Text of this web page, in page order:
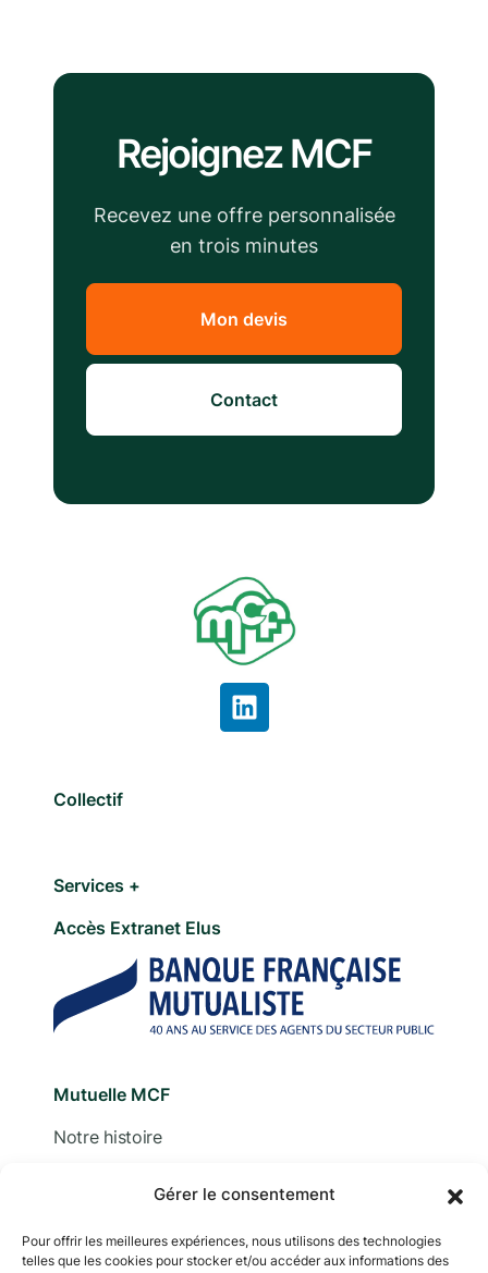
Gérer le consentement
Pour offrir les meilleures expériences, nous utilisons des technologies
telles que les cookies pour stocker et/ou accéder aux informations des
Rejoignez MCF
Recevez une offre personnalisée
en trois minutes
Mon devis
Contact
Collectif
Services +
Accès Extranet Elus
Mutuelle MCF
Notre histoire
Adhérer